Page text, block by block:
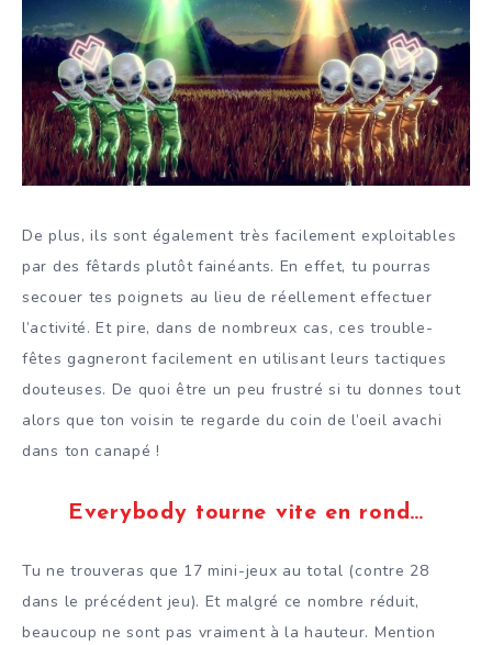
De plus, ils sont également très facilement exploitables
par des fêtards plutôt fainéants. En effet, tu pourras
secouer tes poignets au lieu de réellement effectuer
l’activité. Et pire, dans de nombreux cas, ces trouble-
fêtes gagneront facilement en utilisant leurs tactiques
douteuses. De quoi être un peu frustré si tu donnes tout
alors que ton voisin te regarde du coin de l’oeil avachi
dans ton canapé !
Everybody tourne vite en rond…
Tu ne trouveras que 17 mini-jeux au total (contre 28
dans le précédent jeu). Et malgré ce nombre réduit,
beaucoup ne sont pas vraiment à la hauteur. Mention